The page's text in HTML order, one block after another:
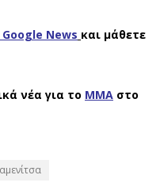
News και μάθετε
νέα για το ΜΜΑ στο